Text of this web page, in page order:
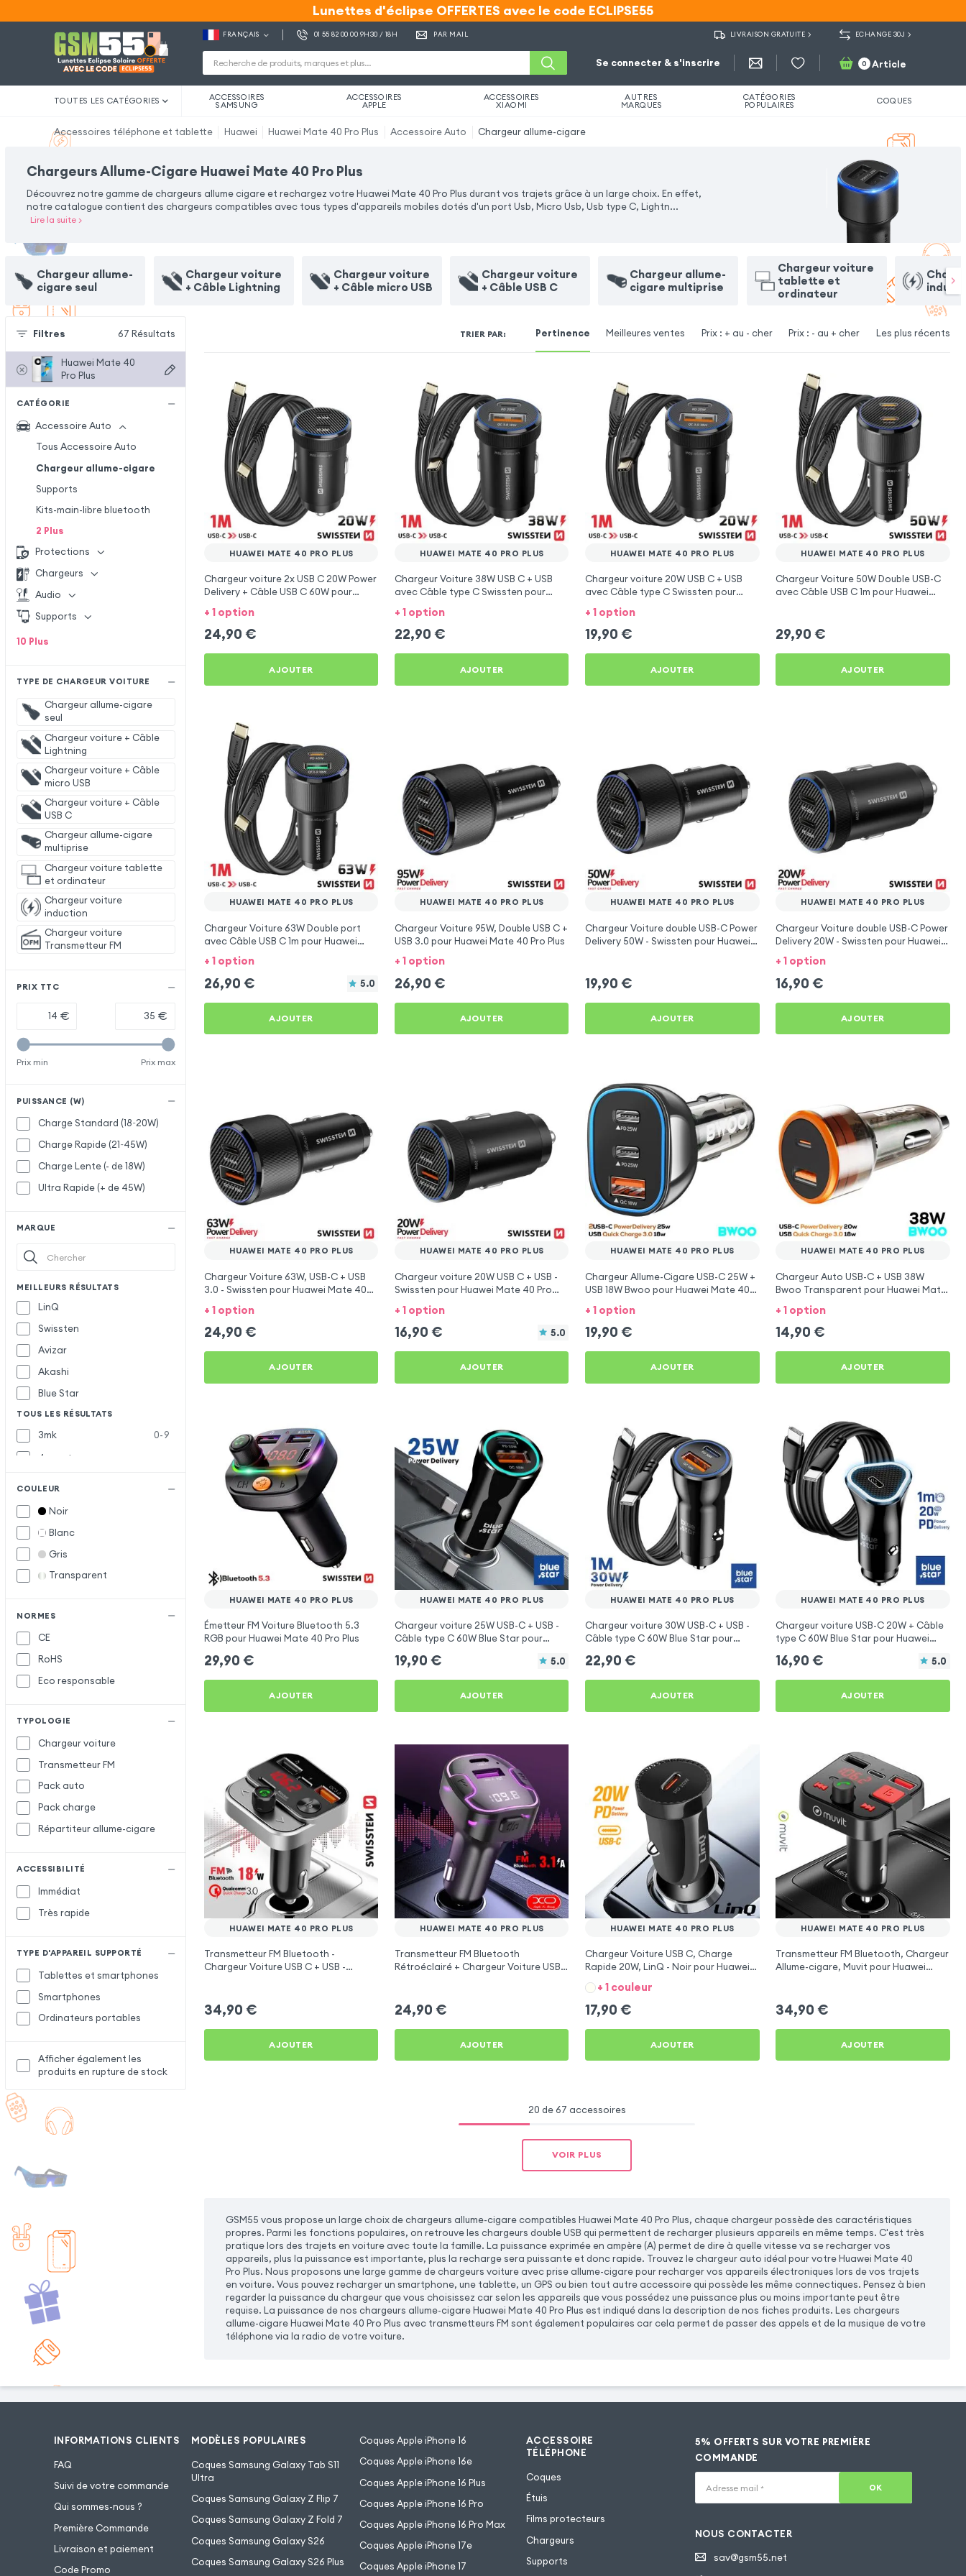
Lunettes d'éclipse OFFERTES avec le code ECLIPSE55
Lunettes d'éclipse OFFERTES avec le code ECLIPSE55
FRANÇAIS 01 55 82 00 00 9H30 / 18H PAR MAIL LIVRAISON GRATUITE ECHANGE 30J
Se connecter & s'inscrire 0 Article
TOUTES LES CATÉGORIES ACCESSOIRES
SAMSUNG
ACCESSOIRES
APPLE
ACCESSOIRES
XIAOMI
AUTRES
MARQUES
CATÉGORIES
POPULAIRES COQUES
Accessoires téléphone et tablette Huawei Huawei Mate 40 Pro Plus Accessoire Auto Chargeur allume-cigare
Chargeurs Allume-Cigare Huawei Mate 40 Pro Plus
Découvrez notre gamme de chargeurs allume cigare et rechargez votre Huawei Mate 40 Pro Plus durant vos trajets grâce à un large choix. En effet,
notre catalogue contient des chargeurs compatibles avec tous types d'appareils mobiles dotés d'un port Usb, Micro Usb, Usb type C, Lightn...
Lire la suite>
Chargeur allume-
cigare seul
Chargeur voiture
+ Câble Lightning
Chargeur voiture
+ Câble micro USB
Chargeur voiture
+ Câble USB C
Chargeur allume-
cigare multiprise
Chargeur voiture
tablette et
ordinateur
Filtres 67 Résultats
Huawei Mate 40
Pro Plus
CATÉGORIE
Accessoire Auto
Tous Accessoire Auto
Chargeur allume-cigare
Supports
Kits-main-libre bluetooth
2 Plus
Protections
Chargeurs
Audio
Supports
10 Plus
TYPE DE CHARGEUR VOITURE
Chargeur allume-cigare
seul
Chargeur voiture + Câble
Lightning
Chargeur voiture + Câble
micro USB
Chargeur voiture + Câble
USB C
Chargeur allume-cigare
multiprise
Chargeur voiture tablette
et ordinateur
Chargeur voiture
induction
Chargeur voiture
Transmetteur FM
PRIX TTC
€ €
Prix min Prix max
PUISSANCE (W)
Charge Standard (18~20W)
Charge Rapide (21~45W)
Charge Lente (- de 18W)
Ultra Rapide (+ de 45W)
MARQUE
MEILLEURS RÉSULTATS
LinQ
Swissten
Avizar
Akashi
Blue Star
TOUS LES RÉSULTATS
3mk
0-9
4smarts
Forever
Muvit
M
Samsung
Satechi
Setty
COULEUR
Noir
Blanc
Gris
Transparent
NORMES
CE
RoHS
Eco responsable
TYPOLOGIE
Chargeur voiture
Transmetteur FM
Pack auto
Pack charge
Répartiteur allume-cigare
ACCESSIBILITÉ
Immédiat
Très rapide
TYPE D'APPAREIL SUPPORTÉ
Tablettes et smartphones
Smartphones
Ordinateurs portables
Afficher également les
produits en rupture de stock
TRIER PAR: Pertinence Meilleures ventes Prix : + au - cher Prix : - au + cher Les plus récents
HUAWEI MATE 40 PRO PLUS
Chargeur voiture 2x USB C 20W Power
Delivery + Câble USB C 60W pour
Huawei Mate 40 Pro Plus
+ 1 option
24,90 €
AJOUTER
HUAWEI MATE 40 PRO PLUS
Chargeur Voiture 38W USB C + USB
avec Câble type C Swissten pour
Huawei Mate 40 Pro Plus
+ 1 option
22,90 €
AJOUTER
HUAWEI MATE 40 PRO PLUS
Chargeur voiture 20W USB C + USB
avec Câble type C Swissten pour
Huawei Mate 40 Pro Plus
+ 1 option
19,90 €
AJOUTER
HUAWEI MATE 40 PRO PLUS
Chargeur Voiture 50W Double USB-C
avec Câble USB C 1m pour Huawei
29,90 €
AJOUTER
HUAWEI MATE 40 PRO PLUS
Chargeur Voiture 63W Double port
avec Câble USB C 1m pour Huawei
Mate 40 Pro Plus
+ 1 option
26,90 € 5.0
AJOUTER
HUAWEI MATE 40 PRO PLUS
Chargeur Voiture 95W, Double USB C +
USB 3.0 pour Huawei Mate 40 Pro Plus
+ 1 option
26,90 €
AJOUTER
HUAWEI MATE 40 PRO PLUS
Chargeur Voiture double USB-C Power
Delivery 50W - Swissten pour Huawei
19,90 €
AJOUTER
HUAWEI MATE 40 PRO PLUS
Chargeur Voiture double USB-C Power
Delivery 20W - Swissten pour Huawei
Mate 40 Pro Plus
+ 1 option
16,90 €
AJOUTER
HUAWEI MATE 40 PRO PLUS
Chargeur Voiture 63W, USB-C + USB
3.0 - Swissten pour Huawei Mate 40
+ 1 option
24,90 €
AJOUTER
HUAWEI MATE 40 PRO PLUS
Chargeur voiture 20W USB C + USB -
Swissten pour Huawei Mate 40 Pro
+ 1 option
16,90 € 5.0
AJOUTER
HUAWEI MATE 40 PRO PLUS
Chargeur Allume-Cigare USB-C 25W +
USB 18W Bwoo pour Huawei Mate 40
+ 1 option
19,90 €
AJOUTER
HUAWEI MATE 40 PRO PLUS
Chargeur Auto USB-C + USB 38W
Bwoo Transparent pour Huawei Mate
40 Pro Plus
+ 1 option
14,90 €
AJOUTER
HUAWEI MATE 40 PRO PLUS
Émetteur FM Voiture Bluetooth 5.3
RGB pour Huawei Mate 40 Pro Plus
29,90 €
AJOUTER
HUAWEI MATE 40 PRO PLUS
Chargeur voiture 25W USB-C + USB -
Câble type C 60W Blue Star pour
19,90 € 5.0
AJOUTER
HUAWEI MATE 40 PRO PLUS
Chargeur voiture 30W USB-C + USB -
Câble type C 60W Blue Star pour
22,90 €
AJOUTER
HUAWEI MATE 40 PRO PLUS
Chargeur voiture USB-C 20W + Câble
type C 60W Blue Star pour Huawei
16,90 € 5.0
AJOUTER
HUAWEI MATE 40 PRO PLUS
Transmetteur FM Bluetooth -
Chargeur Voiture USB C + USB -
34,90 €
AJOUTER
HUAWEI MATE 40 PRO PLUS
Transmetteur FM Bluetooth
Rétroéclairé + Chargeur Voiture USB
24,90 €
AJOUTER
HUAWEI MATE 40 PRO PLUS
Chargeur Voiture USB C, Charge
Rapide 20W, LinQ - Noir pour Huawei
Mate 40 Pro Plus
+ 1 couleur
17,90 €
AJOUTER
HUAWEI MATE 40 PRO PLUS
Transmetteur FM Bluetooth, Chargeur
Allume-cigare, Muvit pour Huawei
34,90 €
AJOUTER
20 de 67 accessoires
VOIR PLUS
GSM55 vous propose un large choix de chargeurs allume-cigare compatibles Huawei Mate 40 Pro Plus, chaque chargeur possède des caractéristiques
propres. Parmi les fonctions populaires, on retrouve les chargeurs double USB qui permettent de recharger plusieurs appareils en même temps. C'est très
pratique lors des trajets en voiture avec toute la famille. La puissance exprimée en ampère (A) permet de dire à quelle vitesse va se recharger vos
appareils, plus la puissance est importante, plus la recharge sera puissante et donc rapide. Trouvez le chargeur auto idéal pour votre Huawei Mate 40
Pro Plus. Nous proposons une large gamme de chargeurs voiture avec prise allume-cigare pour recharger vos appareils électroniques lors de vos trajets
en voiture. Vous pouvez recharger un smartphone, une tablette, un GPS ou bien tout autre accessoire qui possède les même connectiques. Pensez à bien
regarder la puissance du chargeur que vous choisissez car selon les appareils que vous possédez une puissance plus ou moins importante peut être
requise. La puissance de nos chargeurs allume-cigare Huawei Mate 40 Pro Plus est indiqué dans la description de nos fiches produits. Les chargeurs
allume-cigare Huawei Mate 40 Pro Plus avec transmetteurs FM sont également populaires car cela permet de passer des appels et de la musique de votre
téléphone via la radio de votre voiture.
INFORMATIONS CLIENTS
FAQ
Suivi de votre commande
Qui sommes-nous ?
Première Commande
Livraison et paiement
Code Promo
MODÈLES POPULAIRES
Coques Samsung Galaxy Tab S11
Ultra
Coques Samsung Galaxy Z Flip 7
Coques Samsung Galaxy Z Fold 7
Coques Samsung Galaxy S26
Coques Samsung Galaxy S26 Plus
Coques Apple iPhone 16
Coques Apple iPhone 16e
Coques Apple iPhone 16 Plus
Coques Apple iPhone 16 Pro
Coques Apple iPhone 16 Pro Max
Coques Apple iPhone 17e
Coques Apple iPhone 17
ACCESSOIRE
TÉLÉPHONE
Coques
Étuis
Films protecteurs
Chargeurs
Supports
5% OFFERTS SUR VOTRE PREMIÈRE
COMMANDE
Adresse mail * OK
NOUS CONTACTER
sav@gsm55.net